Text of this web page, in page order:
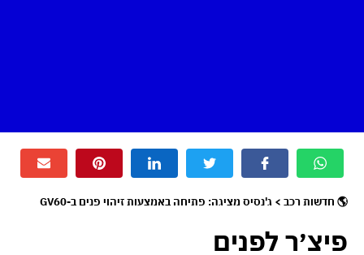
🌎 חדשות רכב > ג'נסיס מציגה: פתיחה באמצעות זיהוי פנים ב-GV60
פיצ׳ר לפנים